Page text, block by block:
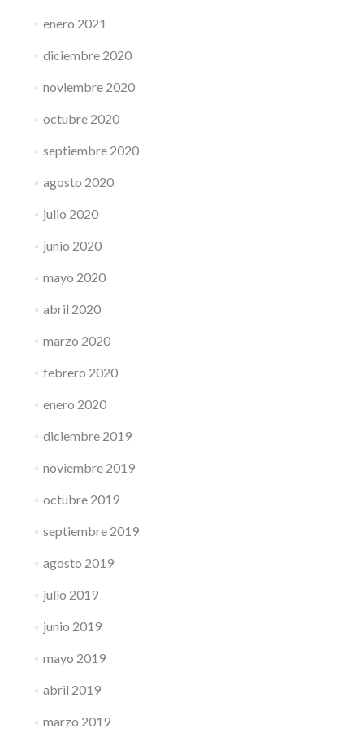
enero 2021
diciembre 2020
noviembre 2020
octubre 2020
septiembre 2020
agosto 2020
julio 2020
junio 2020
mayo 2020
abril 2020
marzo 2020
febrero 2020
enero 2020
diciembre 2019
noviembre 2019
octubre 2019
septiembre 2019
agosto 2019
julio 2019
junio 2019
mayo 2019
abril 2019
marzo 2019